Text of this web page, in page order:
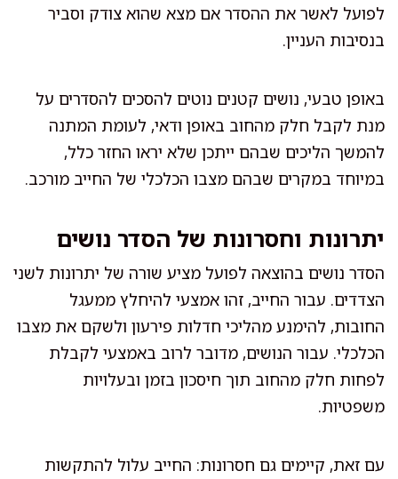
לפועל לאשר את ההסדר אם מצא שהוא צודק וסביר
בנסיבות העניין.
באופן טבעי, נושים קטנים נוטים להסכים להסדרים על
מנת לקבל חלק מהחוב באופן ודאי, לעומת המתנה
להמשך הליכים שבהם ייתכן שלא יראו החזר כלל,
במיוחד במקרים שבהם מצבו הכלכלי של החייב מורכב.
יתרונות וחסרונות של הסדר נושים
הסדר נושים בהוצאה לפועל מציע שורה של יתרונות לשני
הצדדים. עבור החייב, זהו אמצעי להיחלץ ממעגל
החובות, להימנע מהליכי חדלות פירעון ולשקם את מצבו
הכלכלי. עבור הנושים, מדובר לרוב באמצעי לקבלת
לפחות חלק מהחוב תוך חיסכון בזמן ובעלויות
משפטיות.
עם זאת, קיימים גם חסרונות: החייב עלול להתקשות